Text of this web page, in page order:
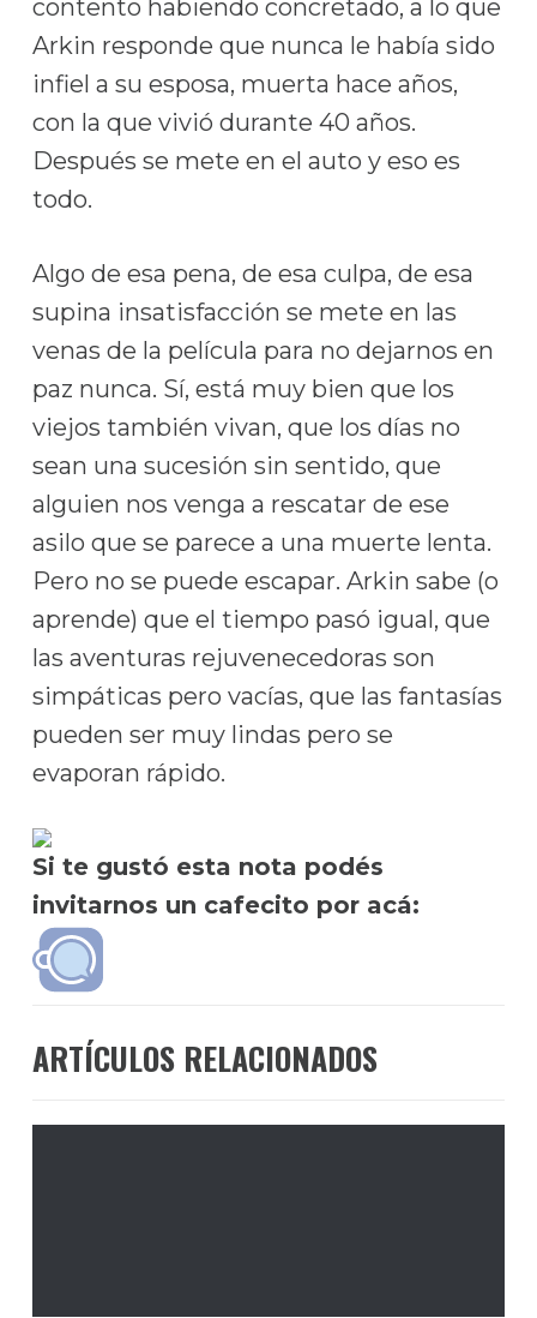
contento habiendo concretado, a lo que
Arkin responde que nunca le había sido
infiel a su esposa, muerta hace años,
con la que vivió durante 40 años.
Después se mete en el auto y eso es
todo.
Algo de esa pena, de esa culpa, de esa
supina insatisfacción se mete en las
venas de la película para no dejarnos en
paz nunca. Sí, está muy bien que los
viejos también vivan, que los días no
sean una sucesión sin sentido, que
alguien nos venga a rescatar de ese
asilo que se parece a una muerte lenta.
Pero no se puede escapar. Arkin sabe (o
aprende) que el tiempo pasó igual, que
las aventuras rejuvenecedoras son
simpáticas pero vacías, que las fantasías
pueden ser muy lindas pero se
evaporan rápido.
Si te gustó esta nota podés
invitarnos un cafecito por acá:
ARTÍCULOS RELACIONADOS